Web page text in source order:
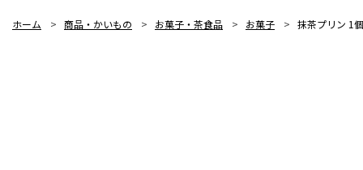
ホーム > 商品・かいもの > お菓子・茶食品 > お菓子 > 抹茶プリン 1